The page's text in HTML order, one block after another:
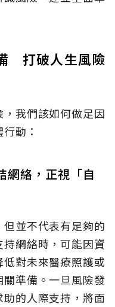
打破人生風險
我們該如何做足因
動：
網絡，正視「自
並不代表有足夠的
網絡時，可能因資
對未來醫療照護或
準備。一旦風險發
的人際支持，將面